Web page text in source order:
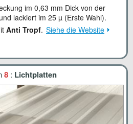
im 0,63 mm Dick von der
lackiert im 25 µ (Erste Wahl).
Anti Tropf. Siehe die Website
8 : Lichtplatten